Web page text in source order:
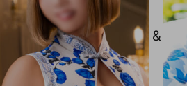
&